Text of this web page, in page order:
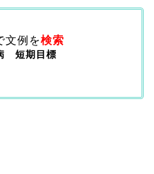
文例を検索
短期目標